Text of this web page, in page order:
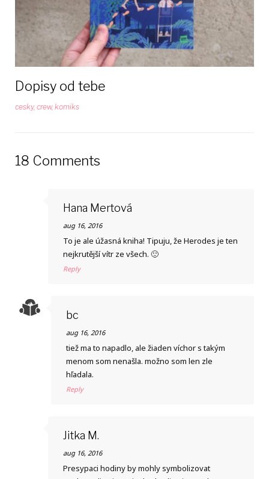
Dopisy od tebe
cesky, crew, komiks
18 Comments
Hana Mertová
aug 16, 2016
To je ale úžasná kniha! Tipuju, že Herodes je ten
nejkrutější vítr ze všech. 🙂
Reply
bc
aug 16, 2016
tiež ma to napadlo, ale žiaden víchor s takým
menom som nenašla. možno som len zle
hľadala.
Reply
Jitka M.
aug 16, 2016
Presypaci hodiny by mohly symbolizovat